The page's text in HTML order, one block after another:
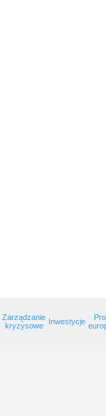
Zarządzanie
kryzysowe
Inwestycje